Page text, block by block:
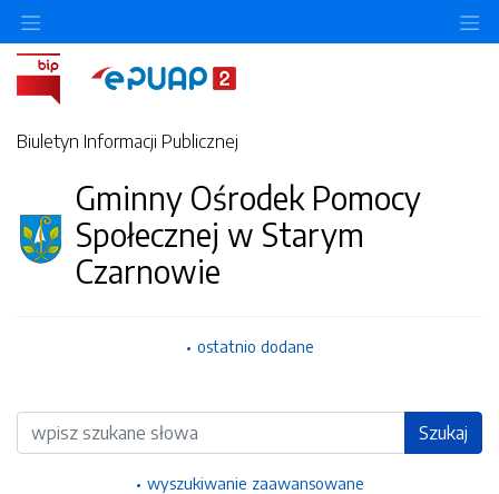
Biuletyn Informacji Publicznej
Gminny Ośrodek Pomocy
Społecznej w Starym
Czarnowie
ostatnio dodane
Wyszukiwarka Szukaj
wyszukiwanie zaawansowane